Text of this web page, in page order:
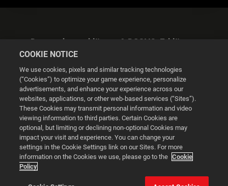
Datenschutzerklärung & DSGVO-Erklärung
Cookie Settings
© 2026 2K
Powered byOnclusive PR Manager™
This website uses cookies to make your browsing experience
COOKIE NOTICE
We use cookies, pixels and similar tracking technologies
(“Cookies”) to optimize your game experience, personalize
advertisements, and enhance your experience across our
websites, applications, or other web-based services (“Sites”).
These Cookies may transmit personal information and video
viewing information to third parties. Certain Cookies are
optional, but limiting or declining non-optional Cookies may
impact your visit and experience. You can change your
settings in the Cookie Settings link on our Sites. For more
information on the Cookies we use, please go to the Cookie
Policy